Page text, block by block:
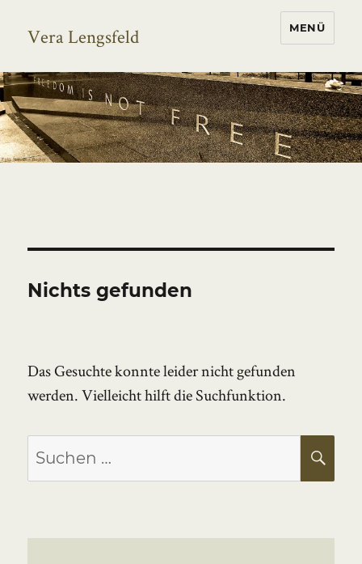
Vera Lengsfeld MENÜ
Nichts gefunden
Das Gesuchte konnte leider nicht gefunden
werden. Vielleicht hilft die Suchfunktion.
Suchen
nach: